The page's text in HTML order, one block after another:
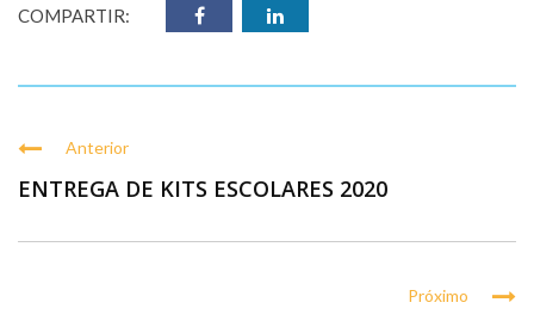
COMPARTIR:
Anterior
ENTREGA DE KITS ESCOLARES 2020
Próximo